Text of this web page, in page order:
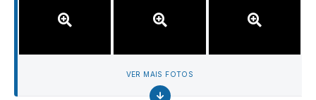
VER MAIS FOTOS